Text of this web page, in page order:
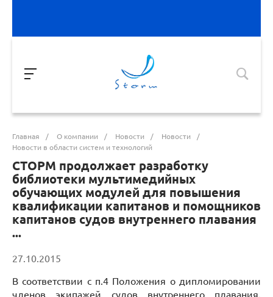
Главная / О компании / Новости / Новости
/
Новости в области систем и технологий
СТОРМ продолжает разработку
библиотеки мультимедийных
обучающих модулей для повышения
квалификации капитанов и помощников
капитанов судов внутреннего плавания
...
27.10.2015
В соответствии с п.4 Положения о дипломировании
членов экипажей судов внутреннего плавания,